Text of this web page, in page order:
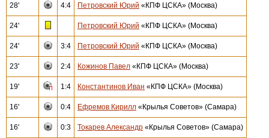
28' 4:4 Петровский Юрий «КПФ ЦСКА» (Москва)
24' Петровский Юрий «КПФ ЦСКА» (Москва)
24' 3:4 Петровский Юрий «КПФ ЦСКА» (Москва)
23' 2:4 Кожинов Павел «КПФ ЦСКА» (Москва)
19' 1:4 Константинов Иван «КПФ ЦСКА» (Москва)
16' 0:4 Ефремов Кирилл «Крылья Советов» (Самара)
16' 0:3 Токарев Александр «Крылья Советов» (Самара)